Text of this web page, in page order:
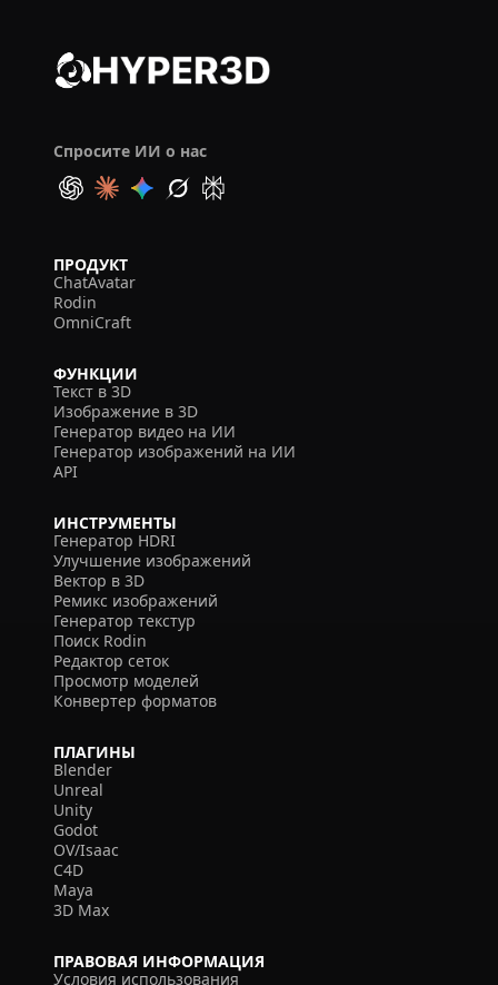
Спросите ИИ о нас
ПРОДУКТ
ChatAvatar
Rodin
OmniCraft
ФУНКЦИИ
Текст в 3D
Изображение в 3D
Генератор видео на ИИ
Генератор изображений на ИИ
API
ИНСТРУМЕНТЫ
Генератор HDRI
Улучшение изображений
Вектор в 3D
Ремикс изображений
Генератор текстур
Поиск Rodin
Редактор сеток
Просмотр моделей
Конвертер форматов
ПЛАГИНЫ
Blender
Unreal
Unity
Godot
OV/Isaac
C4D
Maya
3D Max
ПРАВОВАЯ ИНФОРМАЦИЯ
Условия использования